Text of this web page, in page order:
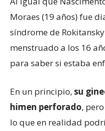
Moraes (19 años) fue
síndrome de
menstruado a los 16
para saber si estaba
En un principio, su
himen perforado,
lo que en realidad